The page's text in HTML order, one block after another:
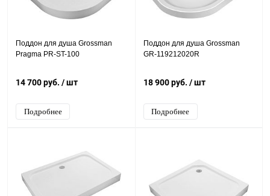
Поддон для душа Grossman
Pragma PR-ST-100
14 700 руб. / шт
Подробнее
Поддон для душа Grossman
GR-119212020R
18 900 руб. / шт
Подробнее